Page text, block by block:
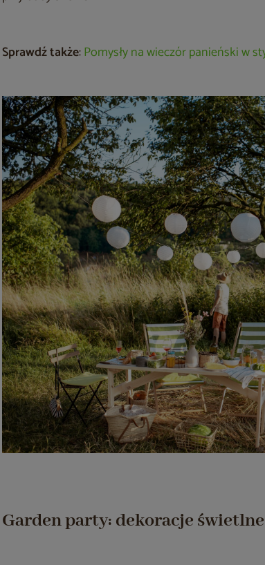
Sprawdź także:Pomysły na wieczór panieński w
Garden party: dekoracje